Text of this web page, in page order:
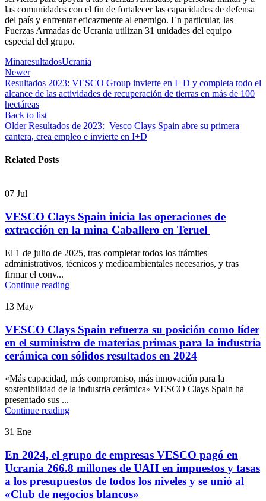
las comunidades con el fin de fortalecer las capacidades de defensa
del país y enfrentar eficazmente al enemigo. En particular, las
Fuerzas Armadas de Ucrania utilizan 31 unidades del equipo
especial del grupo.
MinaresultadosUcrania
Newer
Resultados 2023: VESCO Group invierte en I+D y completa todo el
alcance de las actividades de recuperación de tierras en más de 100
hectáreas
Back to list
Older Resultados de 2023: Vesco Clays Spain abre su primera
cantera, crea empleo e invierte en I+D
Related Posts
07 Jul
VESCO Clays Spain inicia las operaciones de
extracción en la mina Caballero en Teruel
El 1 de julio de 2025, tras completar todos los trámites
administrativos, técnicos y medioambientales necesarios, y tras
firmar el conv...
Continue reading
13 May
VESCO Clays Spain refuerza su posición como líder
en el suministro de materias primas para la industria
cerámica con sólidos resultados en 2024
«Más capacidad, más compromiso, más innovación para la
sostenibilidad de la industria cerámica» VESCO Clays Spain ha
presentado sus ...
Continue reading
31 Ene
En 2024, el grupo de empresas VESCO pagó en
Ucrania 266.8 millones de UAH en impuestos y tasas
a los presupuestos de todos los niveles y se unió al
«Club de negocios blancos»